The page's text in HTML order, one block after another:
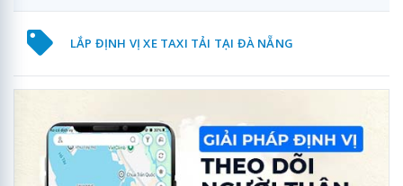
LẮP ĐỊNH VỊ XE TAXI TẢI TẠI ĐÀ NẴNG